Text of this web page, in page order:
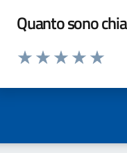
Quanto sono
Valuta da 1 a 5 stelle la